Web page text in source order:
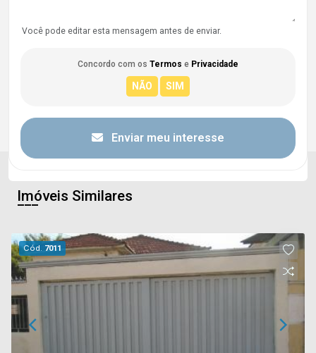
Você pode editar esta mensagem antes de enviar.
Concordo com os Termos e Privacidade
Enviar meu interesse
Imóveis Similares
Cód. 7011